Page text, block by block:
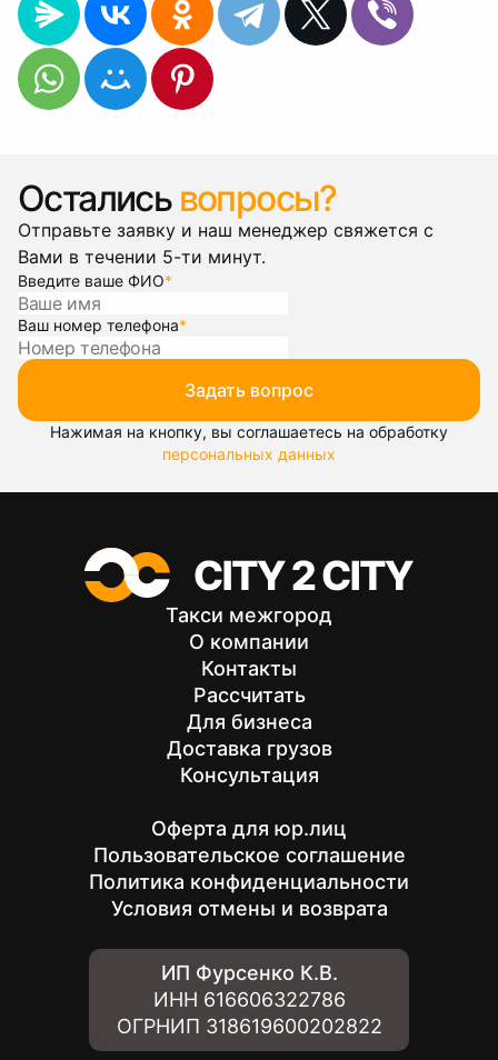
Остались вопросы?
Отправьте заявку и наш менеджер свяжется с
Вами в течении 5-ти минут.
Введите ваше ФИО*
Ваш номер телефона*
Задать вопрос
Нажимая на кнопку, вы соглашаетесь на обработку
персональных данных
Такси межгород
О компании
Контакты
Рассчитать
Для бизнеса
Доставка грузов
Консультация
Оферта для юр.лиц
Пользовательское соглашение
Политика конфиденциальности
Условия отмены и возврата
ИП Фурсенко К.В.
ИНН 616606322786
ОГРНИП 318619600202822